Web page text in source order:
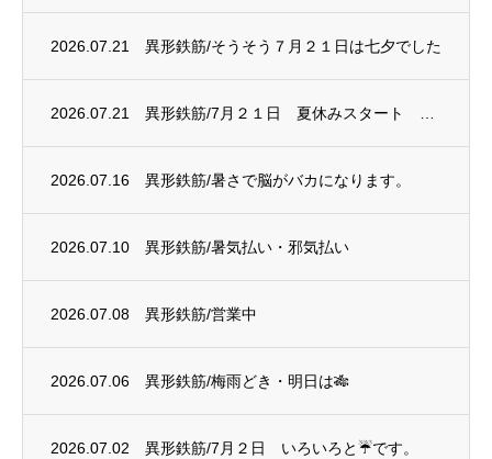
2026.07.21 異形鉄筋/そうそう７月２１日は七夕でした
2026.07.21
2026.07.16 異形鉄筋/暑さで脳がバカになります。
2026.07.10 異形鉄筋/暑気払い・邪気払い
2026.07.08 異形鉄筋/営業中
2026.07.06 異形鉄筋/梅雨どき・明日は🎋
2026.07.02 異形鉄筋/7月２日 いろいろと☔です。